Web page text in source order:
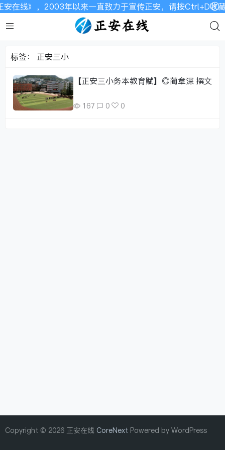
在线》，2003年以来一直致力于宣传正安，请按Ctrl+D收
标签： 正安三小
【正安三小务本教育赋】◎蔺章深 撰文
167 0 0
Copyright © 2026 正安在线 CoreNext Powered by WordPress